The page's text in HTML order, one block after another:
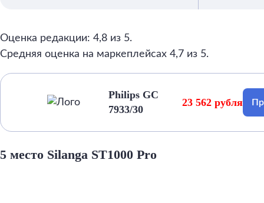
Оценка редакции: 4,8 из 5.
Средняя оценка на маркеплейсах 4,7 из 5.
Philips GC
7933/30
23 562 рубля
5 место Silanga ST1000 Pro